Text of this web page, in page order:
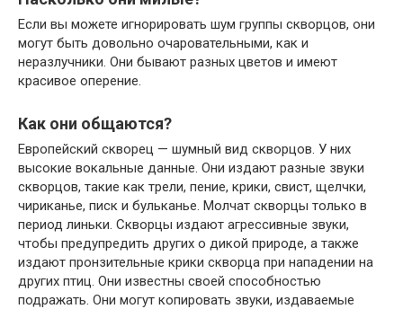
Если вы можете игнорировать шум группы скворцов, они
могут быть довольно очаровательными, как и
неразлучники. Они бывают разных цветов и имеют
красивое оперение.
Как они общаются?
Европейский скворец — шумный вид скворцов. У них
высокие вокальные данные. Они издают разные звуки
скворцов, такие как трели, пение, крики, свист, щелчки,
чириканье, писк и бульканье. Молчат скворцы только в
период линьки. Скворцы издают агрессивные звуки,
чтобы предупредить других о дикой природе, а также
издают пронзительные крики скворца при нападении на
других птиц. Они известны своей способностью
подражать. Они могут копировать звуки, издаваемые